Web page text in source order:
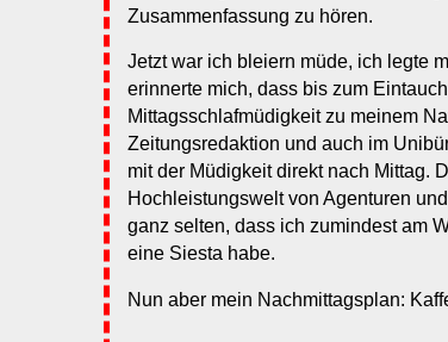
Zusammenfassung zu hören.
Jetzt war ich bleiern müde, ich legte
erinnerte mich, dass bis zum
Mittagsschlafmüdigkeit zu meinem
Zeitungsredaktion und auch im
mit der Müdigkeit direkt nach Mittag.
Hochleistungswelt von Agenturen
ganz selten, dass ich zumindest am
eine Siesta habe.
Nun aber mein Nachmittagsplan: